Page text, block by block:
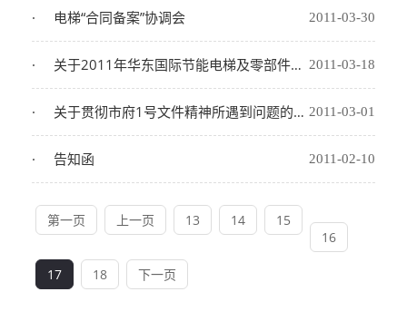
电梯“合同备案”协调会 2011-03-30
关于2011年华东国际节能电梯及零部件展览会的告知书 2011-03-18
关于贯彻市府1号文件精神所遇到问题的情况报告 2011-03-01
告知函 2011-02-10
第一页 上一页 13 14
15
16
17 18 下一页